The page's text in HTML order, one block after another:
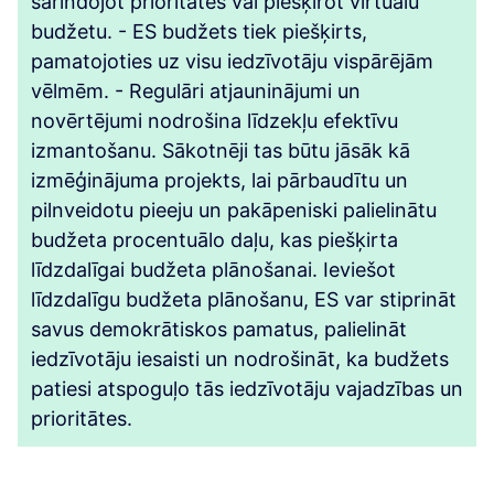
budžetu. - ES budžets tiek piešķirts,
pamatojoties uz visu iedzīvotāju vispārējām
vēlmēm. - Regulāri atjauninājumi un
novērtējumi nodrošina līdzekļu efektīvu
izmantošanu. Sākotnēji tas būtu jāsāk kā
izmēģinājuma projekts, lai pārbaudītu un
pilnveidotu pieeju un pakāpeniski palielinātu
budžeta procentuālo daļu, kas piešķirta
līdzdalīgai budžeta plānošanai. Ieviešot
līdzdalīgu budžeta plānošanu, ES var stiprināt
savus demokrātiskos pamatus, palielināt
iedzīvotāju iesaisti un nodrošināt, ka budžets
patiesi atspoguļo tās iedzīvotāju vajadzības un
prioritātes.